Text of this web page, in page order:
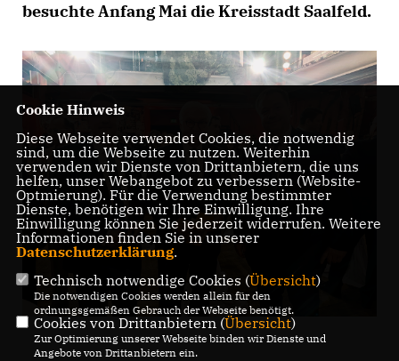
besuchte Anfang Mai die Kreisstadt Saalfeld.
Cookie Hinweis
Diese Webseite verwendet Cookies, die notwendig
sind, um die Webseite zu nutzen. Weiterhin
verwenden wir Dienste von Drittanbietern, die uns
helfen, unser Webangebot zu verbessern (Website-
Optmierung). Für die Verwendung bestimmter
Dienste, benötigen wir Ihre Einwilligung. Ihre
Einwilligung können Sie jederzeit widerrufen. Weitere
Informationen finden Sie in unserer
Datenschutzerklärung.
Technisch notwendige Cookies (Übersicht)
Die notwendigen Cookies werden allein für den
ordnungsgemäßen Gebrauch der Webseite benötigt.
Cookies von Drittanbietern (Übersicht)
Zur Optimierung unserer Webseite binden wir Dienste und
Angebote von Drittanbietern ein.